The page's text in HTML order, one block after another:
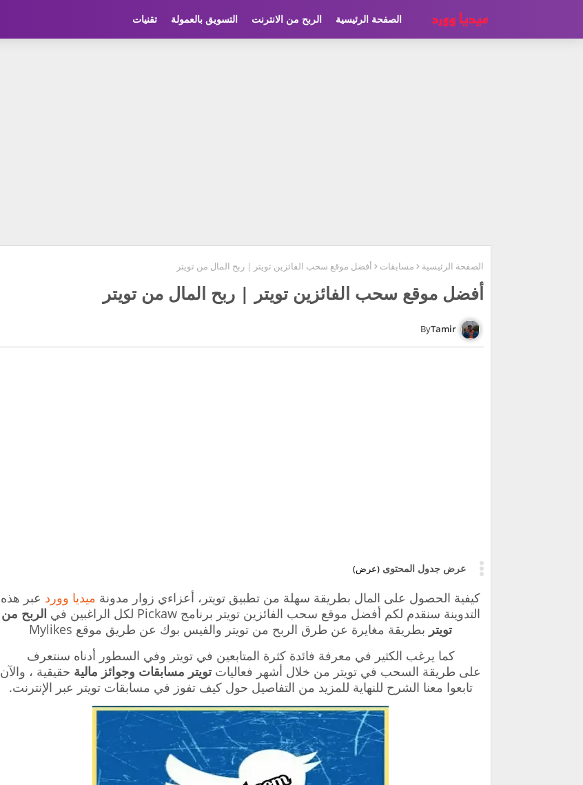
الصفحة الرئيسية الربح من الانترنت التسويق بالعمولة تقنيات
الصفحة الرئيسية مسابقات أفضل موقع سحب الفائزين تويتر | ربح المال من تويتر
أفضل موقع سحب الفائزين تويتر | ربح المال من تويتر
Tamir
عرض جدول المحتوى (عرض)
كيفية الحصول على المال بطريقة سهلة من تطبيق تويتر، أعزاءي زوار مدونة ميديا وورد عبر هذه
التدوينة سنقدم لكم أفضل موقع سحب الفائزين تويتر برنامج Pickaw لكل الراغبين في
الربح من
تويتر بطريقة مغايرة عن طرق الربح من تويتر والفيس بوك عن طريق موقع Mylikes
كما يرغب الكثير في معرفة فائدة كثرة المتابعين في تويتر وفي السطور أدناه سنتعرف
على طريقة السحب في تويتر من خلال أشهر فعالياتتويتر مسابقات وجوائز مالية حقيقية ، والآن
تابعوا معنا الشرح للنهاية للمزيد من التفاصيل حول كيف تفوز في مسابقات تويتر عبر الإنترنت.